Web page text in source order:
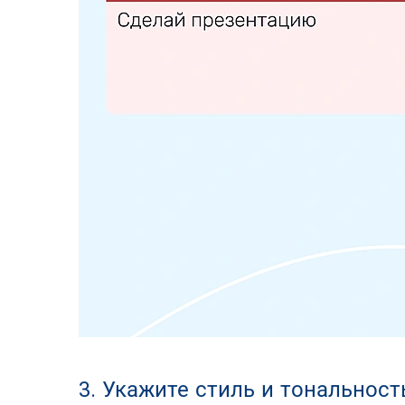
3. Укажите стиль и